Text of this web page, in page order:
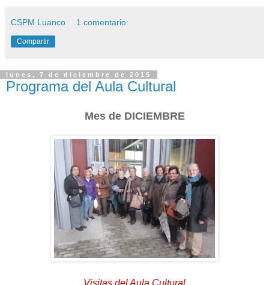
CSPM Luanco 1 comentario:
Compartir
lunes, 7 de diciembre de 2015
Programa del Aula Cultural
Mes de DICIEMBRE
Visitas del Aula Cultural